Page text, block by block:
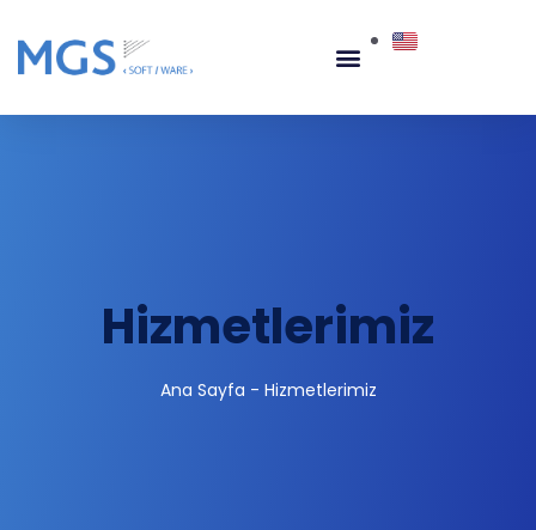
Hizmetlerimiz
Ana Sayfa - Hizmetlerimiz